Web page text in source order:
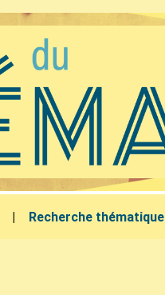
Recherche thématique